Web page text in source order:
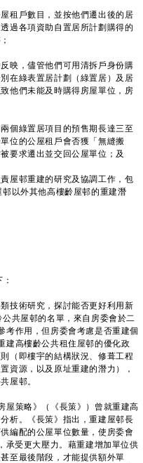
租戶數目，並按他們遷出後的居
過各項資助自置居所計劃購得的
映，儘管他們可用清拆戶身份購
在綠表置居計劃（綠置居）及居
他們未能及時購得房屋單位，房
個綠置居項目的預售期長達三至
位的公屋租戶會否獲「無縫搬
要求遷出並交回公屋單位；及
屋邨重建的研究及協調工作，包
以外其他高樓齡屋邨的重建潛
術研究，探討能否更好利用新
共屋邨的名單，來自房委會於二
考作用，但房委會考慮是否重建個
建高樓齡公共租住屋邨的優化政
（即樓宇的結構狀況、修葺工程
資源，以及原址重建的潛力），
屋邨。
策略》（《長策》）曾就重建高
析。《長策》指出，重建屋邨長
編配的公屋單位數量，使房委會
承受更大壓力。藉重建增加單位供
至最後階段，才能提供額外單